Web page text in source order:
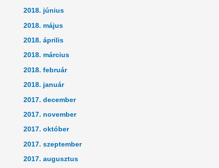
2018. június
2018. május
2018. április
2018. március
2018. február
2018. január
2017. december
2017. november
2017. október
2017. szeptember
2017. augusztus